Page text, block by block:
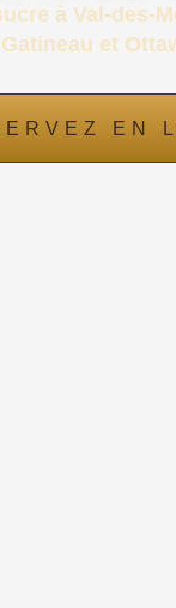
à Val-des-
Gatineau et
EN